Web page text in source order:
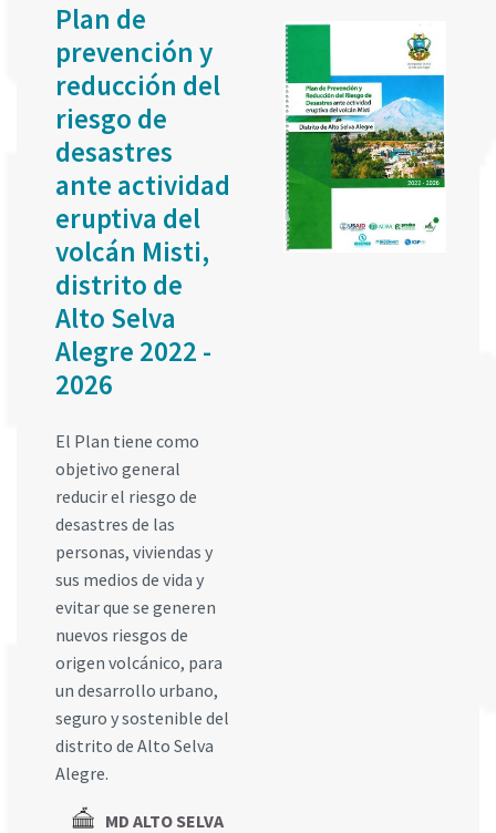
Plan de
prevención y
reducción del
riesgo de
desastres
ante actividad
eruptiva del
volcán Misti,
distrito de
Alto Selva
Alegre 2022 -
2026
El Plan tiene como
objetivo general
reducir el riesgo de
desastres de las
personas, viviendas y
sus medios de vida y
evitar que se generen
nuevos riesgos de
origen volcánico, para
un desarrollo urbano,
seguro y sostenible del
distrito de Alto Selva
Alegre.
MD ALTO SELVA